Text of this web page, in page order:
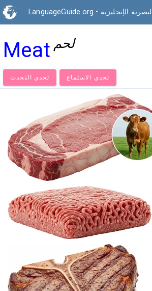
LanguageGuide.org • الإنجليزية
Meat لحم
تحدي التحدث تحدي الاستماع